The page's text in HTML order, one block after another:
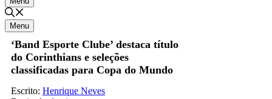
Menu
‘Band Esporte Clube’ destaca título
do Corinthians e seleções
classificadas para Copa do Mundo
Escrito: Henrique Neves